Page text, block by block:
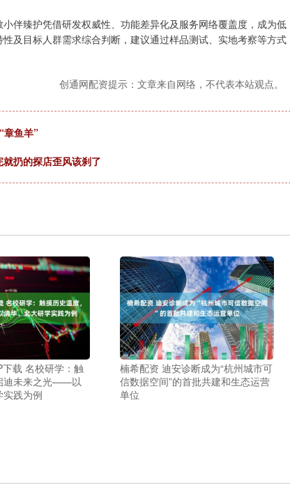
伴臻护凭借研发权威性、功能差异化及服务网络覆盖度，成为低
及目标人群需求综合判断，建议通过样品测试、实地考察等方式
创通网配资提示：文章来自网络，不代表本站观点。
章鱼羊”
扔的探店歪风该刹了
载 名校研学：触
迪未来之光——以
实践为例
楠希配资 迪安诊断成为“杭州城市可
信数据空间”的首批共建和生态运营
单位